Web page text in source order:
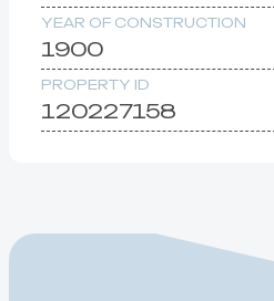
YEAR OF CONSTRUCTION
1900
PROPERTY ID
120227158